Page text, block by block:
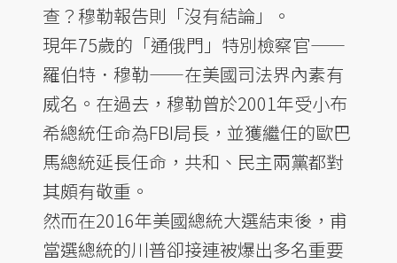
查？穆勒報告則「沒有結論」。
現年75歲的「通俄門」特別檢察官——
羅伯特．穆勒——在美國司法界內素有
威名。在過去，穆勒曾於2001年受小布
希總統任命為FBI局長，並獲繼任的歐巴
馬總統延長任命，共和、民主兩黨都對
其頗有敬重。
然而在2016年美國總統大選結束後，甫
當選總統的川普卻接連被爆出多名重要